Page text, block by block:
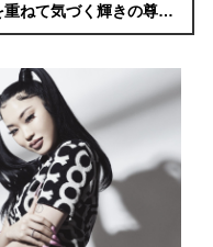
重ねて気づく輝きの尊さ
語る